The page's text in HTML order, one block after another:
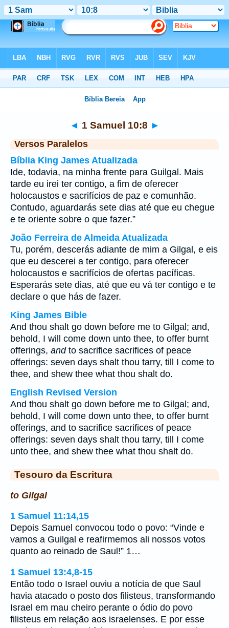
◄ 1 Samuel 10:8 ►
Versos Paralelos
Bíblia King James Atualizada
Ide, todavia, na minha frente para Guilgal. Mais
tarde eu irei ter contigo, a fim de oferecer
holocaustos e sacrifícios de paz e comunhão.
Contudo, aguardarás sete dias até que eu chegue
e te oriente sobre o que fazer.”
João Ferreira de Almeida Atualizada
Tu, porém, descerás adiante de mim a Gilgal, e eis
que eu descerei a ter contigo, para oferecer
holocaustos e sacrifícios de ofertas pacíficas.
Esperarás sete dias, até que eu vá ter contigo e te
declare o que hás de fazer.
King James Bible
And thou shalt go down before me to Gilgal; and,
behold, I will come down unto thee, to offer burnt
offerings, andto sacrifice sacrifices of peace
offerings: seven days shalt thou tarry, till I come to
thee, and shew thee what thou shalt do.
English Revised Version
And thou shalt go down before me to Gilgal; and,
behold, I will come down unto thee, to offer burnt
offerings, and to sacrifice sacrifices of peace
offerings: seven days shalt thou tarry, till I come
unto thee, and shew thee what thou shalt do.
Tesouro da Escritura
to Gilgal
1 Samuel 11:14,15
Depois Samuel convocou todo o povo: “Vinde e
vamos a Guilgal e reafirmemos ali nossos votos
quanto ao reinado de Saul!” 1…
1 Samuel 13:4,8-15
Então todo o Israel ouviu a notícia de que Saul
havia atacado o posto dos filisteus, transformando
Israel em mau cheiro perante o ódio do povo
filisteus em relação aos israelenses. E por esse